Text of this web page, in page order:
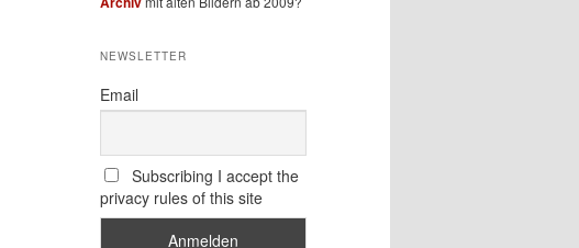
NEWSLETTER
Email
Subscribing I accept the
privacy rules of this site